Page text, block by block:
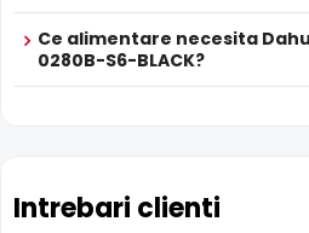
Ce alimentare necesita
0280B-S6-BLACK?
Intrebari clienti